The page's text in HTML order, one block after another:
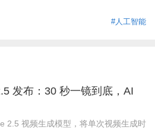
#人工智能
发布：30 秒一镜到底，AI
2.5 视频生成模型，将单次视频生成时